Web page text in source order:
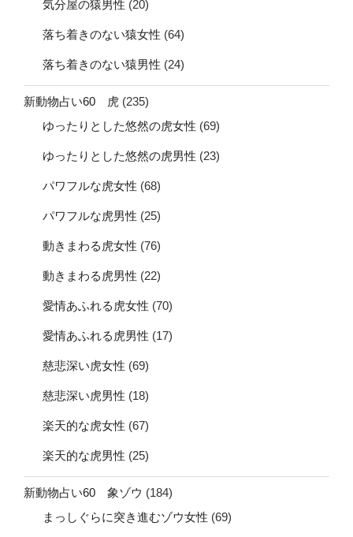
気分屋の猿男性 (20)
落ち着きのない猿女性 (64)
落ち着きのない猿男性 (24)
新動物占い60 虎 (235)
ゆったりとした悠然の虎女性 (69)
ゆったりとした悠然の虎男性 (23)
パワフルな虎女性 (68)
パワフルな虎男性 (25)
動きまわる虎女性 (76)
動きまわる虎男性 (22)
愛情あふれる虎女性 (70)
愛情あふれる虎男性 (17)
慈悲深い虎女性 (69)
慈悲深い虎男性 (18)
楽天的な虎女性 (67)
楽天的な虎男性 (25)
新動物占い60 象ゾウ (184)
まっしぐらに突き進むゾウ女性 (69)